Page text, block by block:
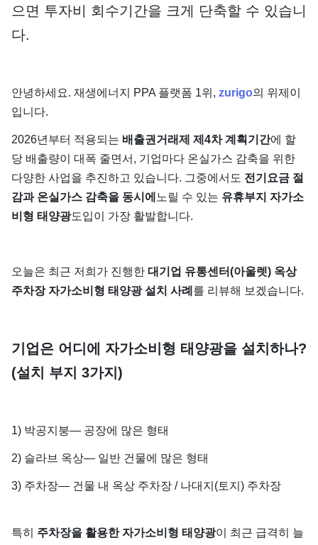
으면 투자비 회수기간을 크게 단축할 수 있습니
다.
안녕하세요. 재생에너지 PPA 플랫폼 1위, zurigo의 위제이
입니다.
2026년부터 적용되는 배출권거래제 제4차 계획기간에 할
당 배출량이 대폭 줄면서, 기업마다 온실가스 감축을 위한
다양한 사업을 추진하고 있습니다. 그중에서도 전기요금 절
감과 온실가스 감축을 동시에 노릴 수 있는 유휴부지 자가소
비형 태양광도입이 가장 활발합니다.
오늘은 최근 저희가 진행한 대기업 유통센터(아울렛) 옥상
주차장 자가소비형 태양광 설치 사례 를 리뷰해 보겠습니다.
기업은 어디에 자가소비형 태양광을 설치하나?
(설치 부지 3가지)
1) 박공지붕— 공장에 많은 형태
2) 슬라브 옥상— 일반 건물에 많은 형태
3) 주차장— 건물 내 옥상 주차장 / 나대지(토지) 주차장
특히 주차장을 활용한 자가소비형 태양광이 최근 급격히 늘